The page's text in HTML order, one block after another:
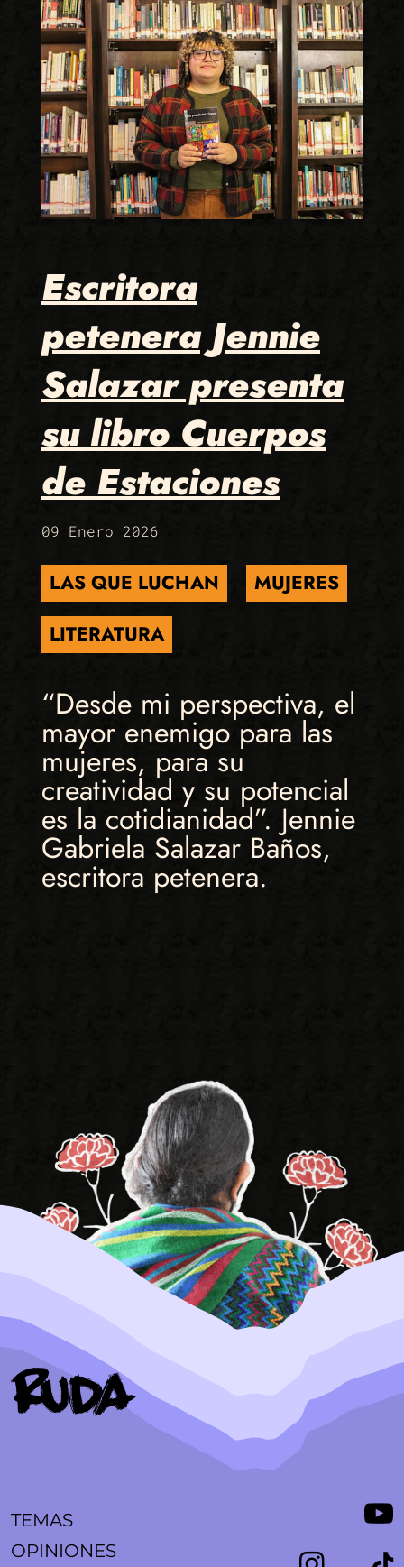
Escritora
petenera Jennie
Salazar presenta
su libro Cuerpos
de Estaciones
09 Enero 2026
LAS QUE LUCHAN
MUJERES
LITERATURA
“Desde mi perspectiva, el
mayor enemigo para las
mujeres, para su
creatividad y su potencial
es la cotidianidad”. Jennie
Gabriela Salazar Baños,
escritora petenera.
TEMAS
OPINIONES